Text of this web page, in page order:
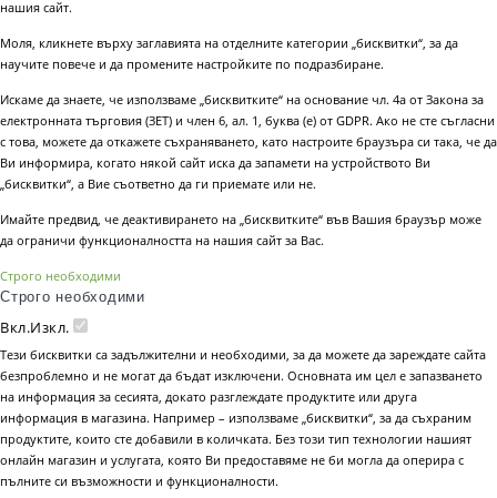
нашия сайт.
Моля, кликнете върху заглавията на отделните категории „бисквитки“, за да
научите повече и да промените настройките по подразбиране.
Искаме да знаете, че използваме „бисквитките“ на основание чл. 4а от Закона за
електронната търговия (ЗЕТ) и член 6, ал. 1, буква (е) от GDPR. Ако не сте съгласни
с това, можете да откажете съхраняването, като настроите браузъра си така, че да
Ви информира, когато някой сайт иска да запамети на устройството Ви
„бисквитки“, а Вие съответно да ги приемате или не.
Имайте предвид, че деактивирането на „бисквитките“ във Вашия браузър може
да ограничи функционалността на нашия сайт за Вас.
Строго необходими
Строго необходими
Вкл.Изкл.
Тези бисквитки са задължителни и необходими, за да можете да зареждате сайта
безпроблемно и не могат да бъдат изключени. Основната им цел е запазването
на информация за сесията, докато разглеждате продуктите или друга
информация в магазина. Например – използваме „бисквитки“, за да съхраним
продуктите, които сте добавили в количката. Без този тип технологии нашият
онлайн магазин и услугата, която Ви предоставяме не би могла да оперира с
пълните си възможности и функционалности.